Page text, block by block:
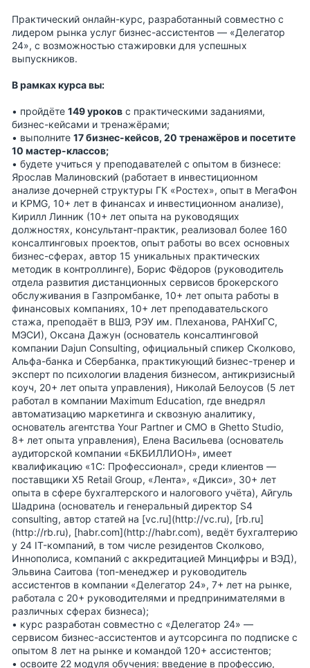
Практический онлайн-курс, разработанный совместно с
лидером рынка услуг бизнес-ассистентов — «Делегатор
24», с возможностью стажировки для успешных
выпускников.
В рамках курса вы:
• пройдёте 149 уроков с практическими заданиями,
бизнес-кейсами и тренажёрами;
• выполните 17 бизнес-кейсов, 20 тренажёров и посетите
10 мастер-классов;
• будете учиться у преподавателей с опытом в бизнесе:
Ярослав Малиновский (работает в инвестиционном
анализе дочерней структуры ГК «Ростех», опыт в МегаФон
и KPMG, 10+ лет в финансах и инвестиционном анализе),
Кирилл Линник (10+ лет опыта на руководящих
должностях, консультант-практик, реализовал более 160
консалтинговых проектов, опыт работы во всех основных
бизнес-сферах, автор 15 уникальных практических
методик в контроллинге), Борис Фёдоров (руководитель
отдела развития дистанционных сервисов брокерского
обслуживания в Газпромбанке, 10+ лет опыта работы в
финансовых компаниях, 10+ лет преподавательского
стажа, преподаёт в ВШЭ, РЭУ им. Плеханова, РАНХиГС,
МЭСИ), Оксана Дажун (основатель консалтинговой
компании Dajun Consulting, официальный спикер Сколково,
Альфа-банка и Сбербанка, практикующий бизнес-тренер и
эксперт по психологии владения бизнесом, антикризисный
коуч, 20+ лет опыта управления), Николай Белоусов (5 лет
работал в компании Maximum Education, где внедрял
автоматизацию маркетинга и сквозную аналитику,
основатель агентства Your Partner и CMO в Ghetto Studio,
8+ лет опыта управления), Елена Васильева (основатель
аудиторской компании «БКБИЛЛИОН», имеет
квалификацию «1С: Профессионал», среди клиентов —
поставщики X5 Retail Group, «Лента», «Дикси», 30+ лет
опыта в сфере бухгалтерского и налогового учёта), Айгуль
Шадрина (основатель и генеральный директор S4
consulting, автор статей на [vc.ru](http://vc.ru), [rb.ru]
(http://rb.ru), [habr.com](http://habr.com), ведёт бухгалтерию
у 24 IT-компаний, в том числе резидентов Сколково,
Иннополиса, компаний с аккредитацией Минцифры и ВЭД),
Эльвина Саитова (топ-менеджер и руководитель
ассистентов в компании «Делегатор 24», 7+ лет на рынке,
работала с 20+ руководителями и предпринимателями в
различных сферах бизнеса);
• курс разработан совместно с «Делегатор 24» —
сервисом бизнес-ассистентов и аутсорсинга по подписке с
опытом 8 лет на рынке и командой 120+ ассистентов;
• освоите 22 модуля обучения: введение в профессию,